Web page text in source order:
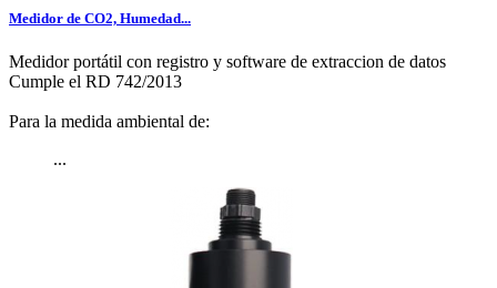
Medidor de CO2, Humedad...
Medidor portátil con registro y software de extraccion de datos
Cumple el RD 742/2013
Para la medida ambiental de:
...